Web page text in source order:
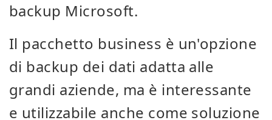
backup Microsoft.
Il pacchetto business è un'opzione
di backup dei dati adatta alle
grandi aziende, ma è interessante
e utilizzabile anche come soluzione